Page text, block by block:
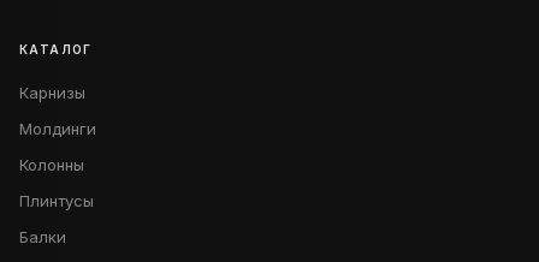
КАТАЛОГ
Карнизы
Молдинги
Колонны
Плинтусы
Балки